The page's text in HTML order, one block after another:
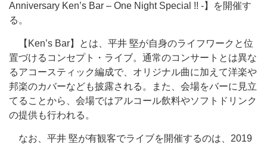
Anniversary Ken’s Bar – One Night Special !! -】を開催す
る。
【Ken’s Bar】とは、平井 堅が自身のライフワークと位
置づけるコンセプト・ライブ。通常のコンサートとは異な
るアコースティック編成で、オリジナル曲に加えて洋楽や
邦楽のカバーなども披露される。また、会場をバーに見立
てることから、会場ではアルコール飲料やソフトドリンク
の提供も行われる。
なお、平井 堅が有観客でライブを開催するのは、2019